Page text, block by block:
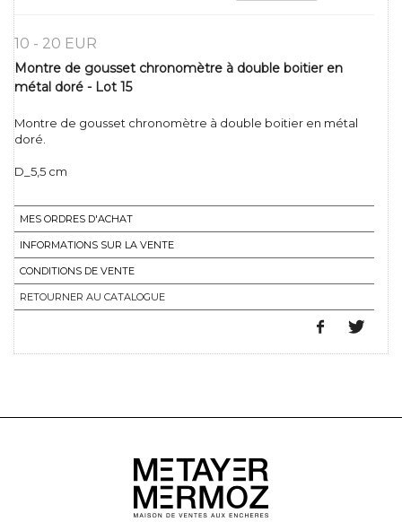
10 - 20 EUR
Montre de gousset chronomètre à double boitier en
métal doré - Lot 15
Montre de gousset chronomètre à double boitier en métal
doré.
D_5,5 cm
MES ORDRES D'ACHAT
INFORMATIONS SUR LA VENTE
CONDITIONS DE VENTE
RETOURNER AU CATALOGUE